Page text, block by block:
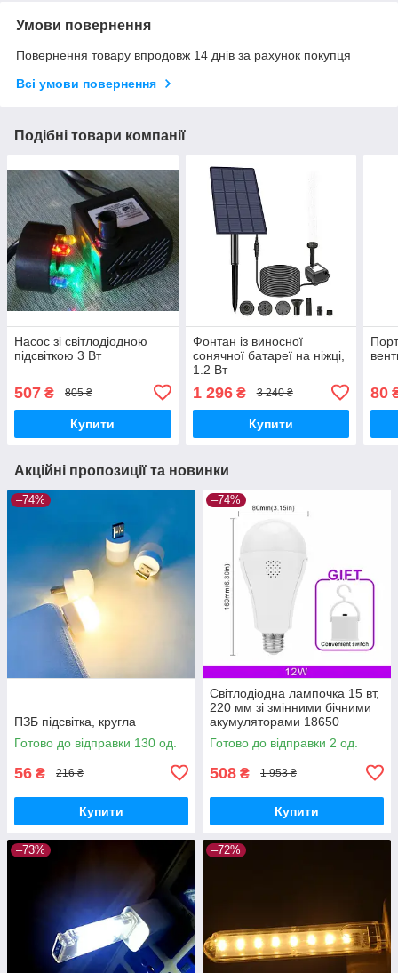
Умови повернення
Повернення товару впродовж 14 днів за рахунок покупця
Всі умови повернення
Подібні товари компанії
Насос зі світлодіодною
підсвіткою 3 Вт
507 ₴ 805 ₴
Купити
Фонтан із виносної
сонячної батареї на ніжці,
1.2 Вт
1 296₴ 3 240 ₴
Купити
80
Акційні пропозиції та новинки
–74%
ПЗБ підсвітка, кругла
Готово до відправки 130 од.
56 ₴ 216 ₴
Купити
–74%
Світлодіодна лампочка 15 вт,
220 мм зі змінними бічними
акумуляторами 18650
Готово до відправки 2 од.
508 ₴ 1 953 ₴
Купити
–73% –72%